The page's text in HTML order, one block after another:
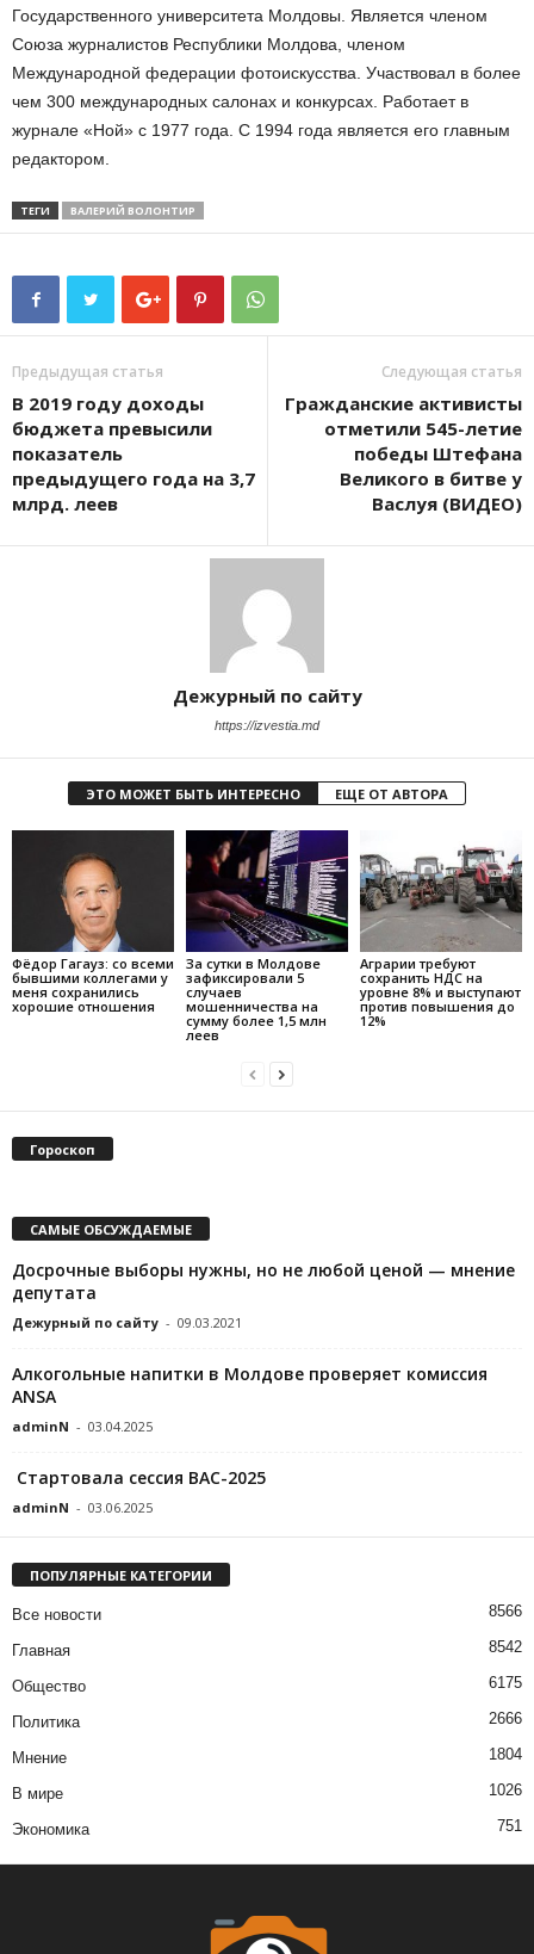
Государственного университета Молдовы. Является членом
Союза журналистов Республики Молдова, членом
Международной федерации фотоискусства. Участвовал в более
чем 300 международных салонах и конкурсах. Работает в
журнале «Ной» с 1977 года. С 1994 года является его главным
редактором.
ТЕГИ ВАЛЕРИЙ ВОЛОНТИР
Предыдущая статья
В 2019 году доходы
бюджета превысили
показатель
предыдущего года на 3,7
млрд. леев
Следующая статья
Гражданские активисты
отметили 545-летие
победы Штефана
Великого в битве у
Васлуя (ВИДЕО)
Дежурный по сайту
https://izvestia.md
ЭТО МОЖЕТ БЫТЬ ИНТЕРЕСНО ЕЩЕ ОТ АВТОРА
Фёдор Гагауз: со всеми
бывшими коллегами у
меня сохранились
хорошие отношения
За сутки в Молдове
зафиксировали 5
случаев
мошенничества на
сумму более 1,5 млн
леев
Аграрии требуют
сохранить НДС на
уровне 8% и выступают
против повышения до
12%
Гороскоп
САМЫЕ ОБСУЖДАЕМЫЕ
Досрочные выборы нужны, но не любой ценой — мнение
депутата
Дежурный по сайту - 09.03.2021
Алкогольные напитки в Молдове проверяет комиссия
ANSA
adminN - 03.04.2025
Стартовала сессия BAC-2025
adminN - 03.06.2025
ПОПУЛЯРНЫЕ КАТЕГОРИИ
Все новости 8566
Главная 8542
Общество 6175
Политика 2666
Мнение 1804
В мире 1026
Экономика 751